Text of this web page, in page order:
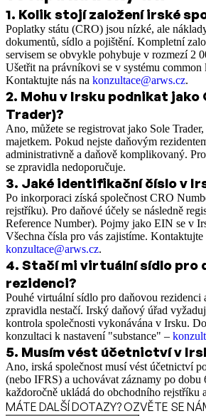
1. Kolik stojí založení irské
Poplatky státu (CRO) jsou nízké, ale
dokumentů, sídlo a pojištění. Kompletní
servisem se obvykle pohybuje v rozmezí 2
Ušetřit na právníkovi se v systému
Kontaktujte nás na konzultace@arws.cz.
2. Mohu v Irsku podnikat jako
Trader)?
Ano, můžete se registrovat jako Sole
majetkem. Pokud nejste daňovým
administrativně a daňově komplikovaný.
se zpravidla nedoporučuje.
3. Jaké identifikační číslo v
Po inkorporaci získá společnost CRO
rejstříku). Pro daňové účely se následně
Reference Number). Pojmy jako EIN se v
Všechna čísla pro vás zajistíme. Kontaktujte
konzultace@arws.cz.
4. Stačí mi virtuální sídlo pro
rezidenci?
Pouhé virtuální sídlo pro daňovou rezidenci
zpravidla nestačí. Irský daňový úřad
kontrola společnosti vykonávána v Irsku.
konzultaci k nastavení "substance" –
5. Musím vést účetnictví v
Ano, irská společnost musí vést účetnictví
(nebo IFRS) a uchovávat záznamy po dobu
každoročně ukládá do obchodního rejstříku
MÁTE DALŠÍ DOTAZY? OZVĚTE SE